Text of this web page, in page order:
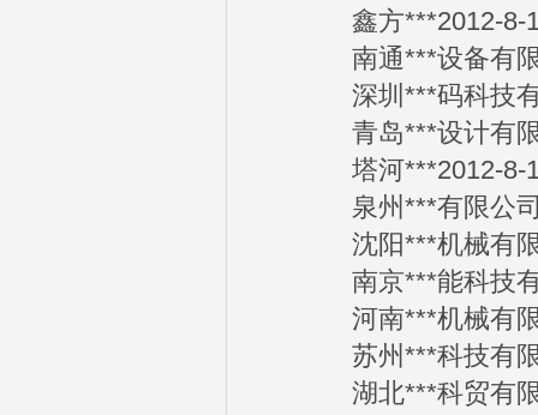
鑫方***2012-8-
南通***设备有限
深圳***码科技有
青岛***设计有限
塔河***2012-8-
泉州***有限公司
沈阳***机械有限
南京***能科技有
河南***机械有限
苏州***科技有限
湖北***科贸有限